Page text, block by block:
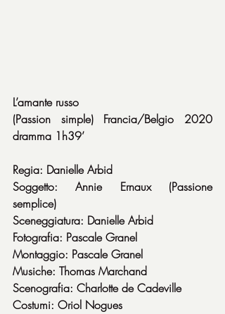
L’amante russo
(Passion simple) Francia/Belgio 2020
dramma 1h39’
Regia: Danielle Arbid
Soggetto: Annie Ernaux (Passione
semplice)
Sceneggiatura: Danielle Arbid
Fotografia: Pascale Granel
Montaggio: Pascale Granel
Musiche: Thomas Marchand
Scenografia: Charlotte de Cadeville
Costumi: Oriol Nogues